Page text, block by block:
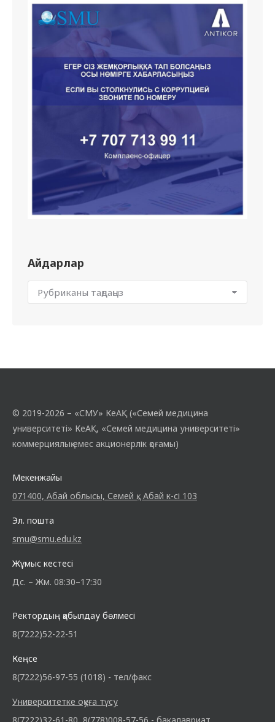
Айдарлар
© 2019-2026 – «СМУ» КеАҚ («Семей медицина
университеті» КеАҚ, «Семей медицина университеті»
коммерциялық емес акционерлік қоғамы)
Мекенжайы
071400, Абай облысы, Семей қ., Абай к-сі 103
Эл. пошта
smu@smu.edu.kz
Жұмыс кестесі
Дс. – Жм. 08:30–17:30
Ректордың қабылдау бөлмесі
8(7222)52-22-51
Кеңсе
8(7222)56-97-55 (1018) - тел/факс
Университетке оқуға түсу